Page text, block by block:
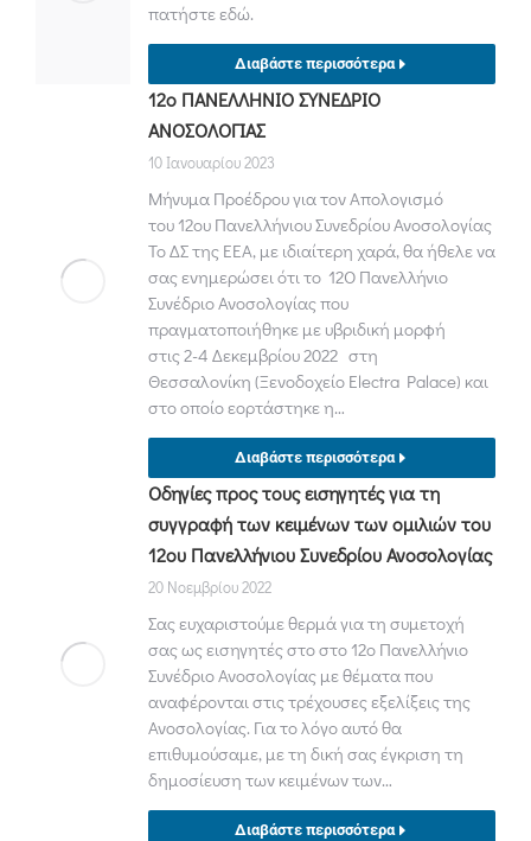
πατήστε εδώ.
Διαβάστε περισσότερα
12ο ΠΑΝΕΛΛΗΝΙΟ ΣΥΝΕΔΡΙΟ
ΑΝΟΣΟΛΟΓΙΑΣ
10 Ιανουαρίου 2023
Μήνυμα Προέδρου για τον Απολογισμό
του 12ου Πανελλήνιου Συνεδρίου Ανοσολογίας
Το ΔΣ της ΕΕΑ, με ιδιαίτερη χαρά, θα ήθελε να
σας ενημερώσει ότι το 12Ο Πανελλήνιο
Συνέδριο Ανοσολογίας που
πραγματοποιήθηκε με υβριδική μορφή
στις 2-4 Δεκεμβρίου 2022 στη
Θεσσαλονίκη (Ξενοδοχείο Electra Palace) και
στο οποίο εορτάστηκε η…
Διαβάστε περισσότερα
Οδηγίες προς τους εισηγητές για τη
συγγραφή των κειμένων των ομιλιών του
12ου Πανελλήνιου Συνεδρίου Ανοσoλογίας
20 Νοεμβρίου 2022
Σας ευχαριστούμε θερμά για τη συμετοχή
σας ως εισηγητές στο στο 12ο Πανελλήνιο
Συνέδριο Ανοσολογίας με θέματα που
αναφέρονται στις τρέχουσες εξελίξεις της
Ανοσολογίας. Για το λόγο αυτό θα
επιθυμούσαμε, με τη δική σας έγκριση τη
δημοσίευση των κειμένων των…
Διαβάστε περισσότερα